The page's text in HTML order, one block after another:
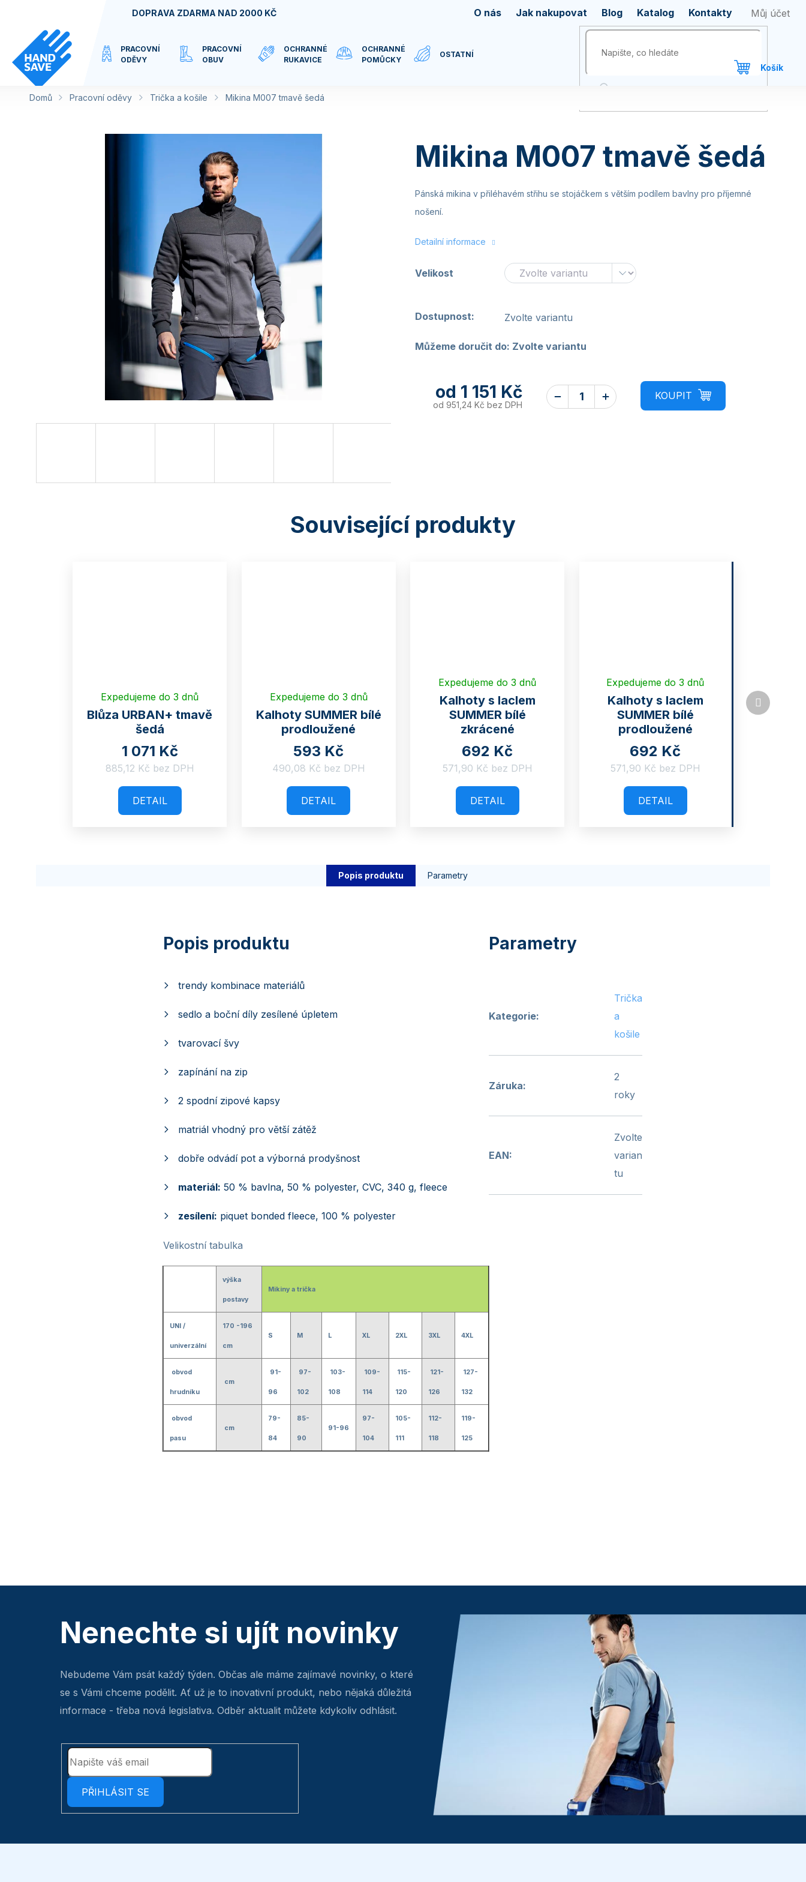
DOPRAVA ZDARMA NAD 2000 KČ O nás Jak nakupovat Blog Katalog Kontakty
PRACOVNÍ
ODĚVY
PRACOVNÍ
OBUV
OCHRANNÉ
RUKAVICE
OCHRANNÉ
POMŮCKY
OSTATNÍ
VIRTUÁLNÍ
Domů Pracovní oděvy Trička a košile Mikina M007 tmavě šedá
Mikina M007 tmavě šedá
Pánská mikina v přiléhavém střihu se stojáčkem s větším podílem bavlny pro příjemné
nošení.
Detailní informace
Velikost
Dostupnost: Zvolte variantu
Můžeme doručit do: Zvolte variantu
od 1 151 Kč
od 951,24 Kč bez DPH
Související produkty
Expedujeme do 3 dnů
Blůza URBAN+ tmavě
šedá
1 071 Kč
885,12 Kč bez DPH
DETAIL
Expedujeme do 3 dnů
Kalhoty SUMMER bílé
prodloužené
593 Kč
490,08 Kč bez DPH
DETAIL
Expedujeme do 3 dnů
Kalhoty s laclem
SUMMER bílé
zkrácené
692 Kč
571,90 Kč bez DPH
DETAIL
Expedujeme do 3 dnů
Kalhoty s laclem
SUMMER bílé
prodloužené
692 Kč
571,90 Kč bez DPH
DETAIL
Další
produkt
Popis produktu Parametry
trendy kombinace materiálů
sedlo a boční díly zesílené úpletem
tvarovací švy
zapínání na zip
2 spodní zipové kapsy
matriál vhodný pro větší zátěž
dobře odvádí pot a výborná prodyšnost
materiál: 50 % bavlna, 50 % polyester, CVC, 340 g, fleece
zesílení: piquet bonded fleece, 100 % polyester
Velikostní tabulka
výška
postavy
Mikiny a trička
UNI /
univerzální
170 -196
cm
S M L XL 2XL 3XL 4XL
obvod
hrudníku
cm
91-
96
97-
102
103-
108
109-
114
115-
120
121-
126
127-
132
obvod
pasu
cm
79-
84
85-
90
91-96
97-
104
105-
111
112-
118
119-
125
Kategorie:
Trička
a
košile
Záruka:
2
roky
EAN:
Zvolte
varian
tu
Nenechte si ujít novinky
Nebudeme Vám psát každý týden. Občas ale máme zajímavé novinky, o které
se s Vámi chceme podělit. Ať už je to inovativní produkt, nebo nějaká důležitá
informace - třeba nová legislativa. Odběr aktualit můžete kdykoliv odhlásit.
PŘIHLÁSIT SE